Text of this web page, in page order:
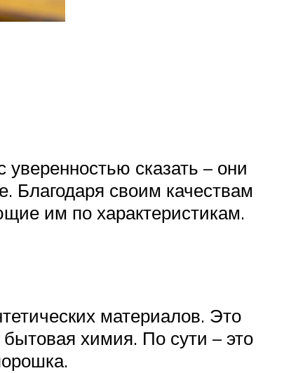
сказать – они
Благодаря своим качествам
им по характеристикам.
материалов. Это
химия. По сути – это